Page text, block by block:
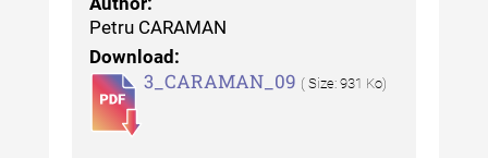
Buletinul Centrului de Cercetare și
Conservare-Restaurare a
Patrimoniului
Petru CARAMAN
Download:
3_CARAMAN_09 ( Size: 931 Ko)